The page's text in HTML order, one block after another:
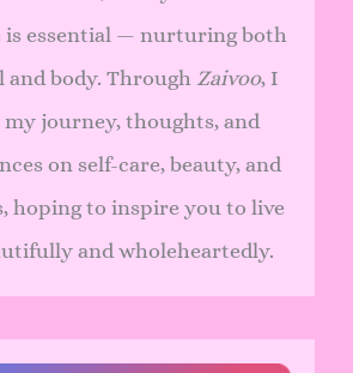
is essential — nurturing both
and body. Through Zaivoo, I
my journey, thoughts, and
on self-care, beauty, and
hoping to inspire you to live
and wholeheartedly.